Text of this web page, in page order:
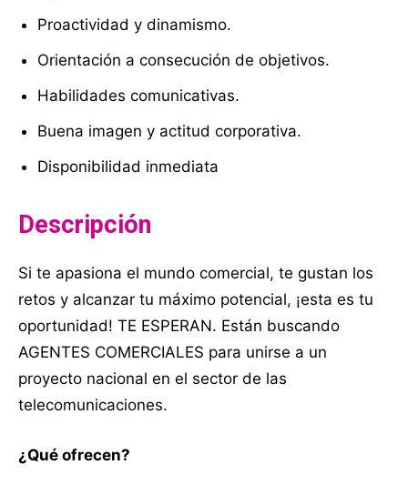
Proactividad y dinamismo.
Orientación a consecución de objetivos.
Habilidades comunicativas.
Buena imagen y actitud corporativa.
Disponibilidad inmediata
Descripción
Si te apasiona el mundo comercial, te gustan los
retos y alcanzar tu máximo potencial, ¡esta es tu
oportunidad! TE ESPERAN. Están buscando
AGENTES COMERCIALES para unirse a un
proyecto nacional en el sector de las
telecomunicaciones.
¿Qué ofrecen?